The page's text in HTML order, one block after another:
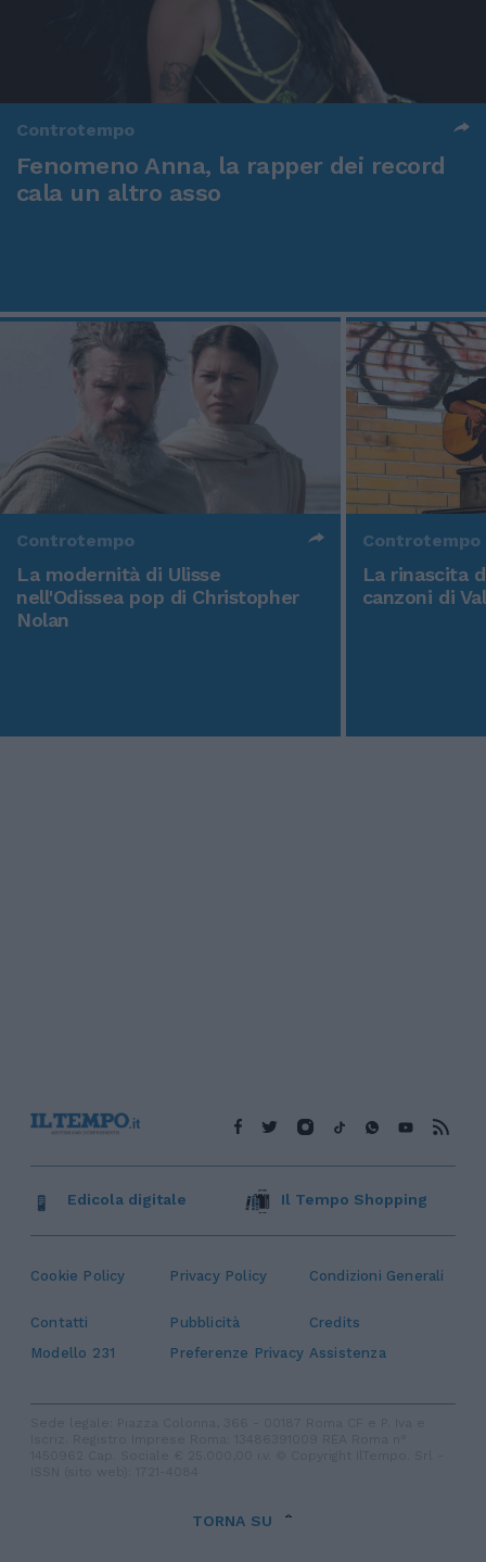
Controtempo
Fenomeno Anna, la rapper dei record
cala un altro asso
Controtempo
La modernità di Ulisse
nell'Odissea pop di Christopher
Nolan
Controtempo
La rinascita
canzoni di
Cookie Policy Privacy Policy Condizioni Generali
Contatti Pubblicità
Credits
Modello 231
Preferenze Privacy Assistenza
Edicola digitale Il Tempo Shopping
TORNA SU